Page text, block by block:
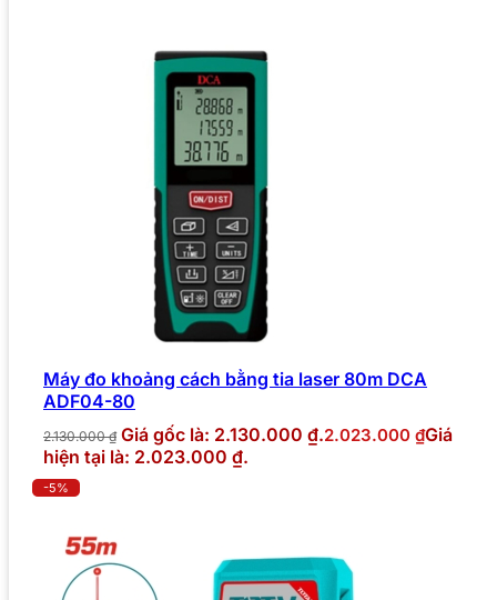
Máy đo khoảng cách bằng tia laser 80m DCA
ADF04-80
2.130.000₫ Giá gốc là: 2.130.000 ₫.2.023.000 ₫Giá
hiện tại là: 2.023.000 ₫.
-5%